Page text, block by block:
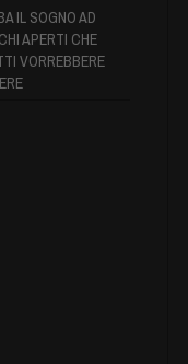
IL SOGNO AD
APERTI CHE
VORREBBERE